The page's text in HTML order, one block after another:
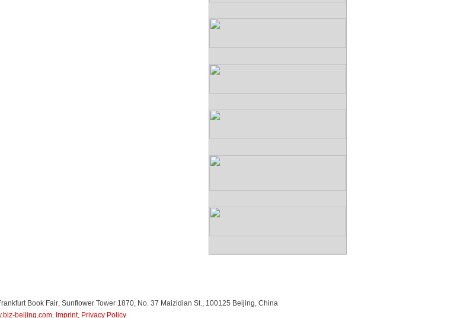
Book Fair, Sunflower Tower 1870, No. 37 Maizidian St., 100125 Beijing, China
beijing.com, Imprint, Privacy Policy